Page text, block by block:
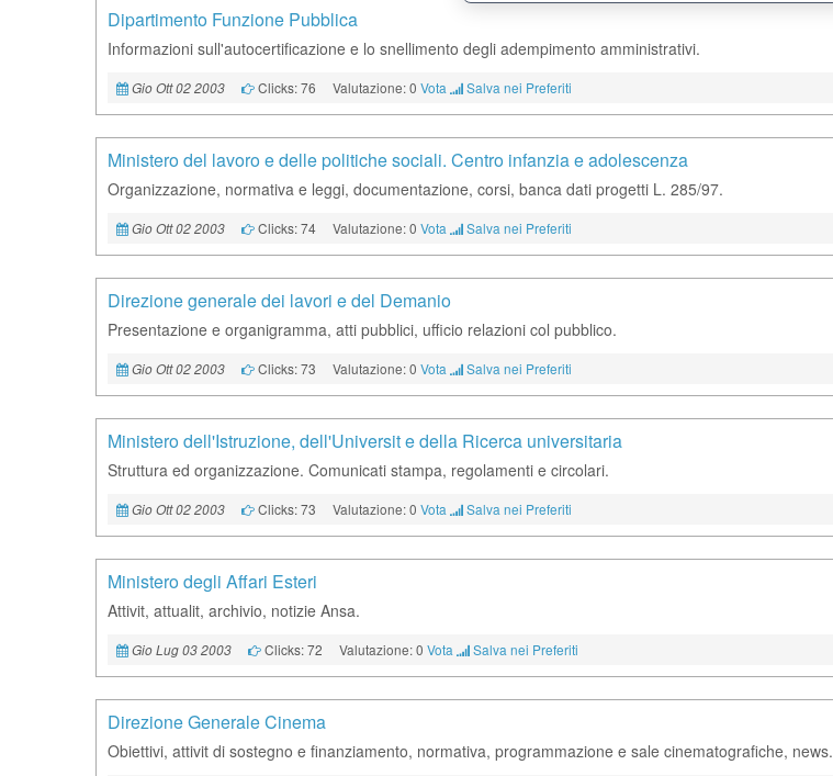
Dipartimento Funzione Pubblica
Informazioni sull'autocertificazione e lo snellimento degli adempimento amministrativi.
Gio Ott 02 2003 Clicks: 76 Valutazione: 0 Vota Salva nei Preferiti
Ministero del lavoro e delle politiche sociali. Centro infanzia e adolescenza
Organizzazione, normativa e leggi, documentazione, corsi, banca dati progetti L. 285/97.
Gio Ott 02 2003 Clicks: 74 Valutazione: 0 Vota Salva nei Preferiti
Direzione generale dei lavori e del Demanio
Presentazione e organigramma, atti pubblici, ufficio relazioni col pubblico.
Gio Ott 02 2003 Clicks: 73 Valutazione: 0 Vota Salva nei Preferiti
Ministero dell'Istruzione, dell'Universit e della Ricerca universitaria
Struttura ed organizzazione. Comunicati stampa, regolamenti e circolari.
Gio Ott 02 2003 Clicks: 73 Valutazione: 0 Vota Salva nei Preferiti
Ministero degli Affari Esteri
Attivit, attualit, archivio, notizie Ansa.
Gio Lug 03 2003 Clicks: 72 Valutazione: 0 Vota Salva nei Preferiti
Direzione Generale Cinema
Obiettivi, attivit di sostegno e finanziamento, normativa, programmazione e sale cinematografiche, news.